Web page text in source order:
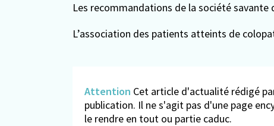
Les recommandations de la société
L’association des patients atteints de
Attention Cet article d'actualité rédigé
publication. Il ne s'agit pas d'une page
le rendre en tout ou partie caduc.